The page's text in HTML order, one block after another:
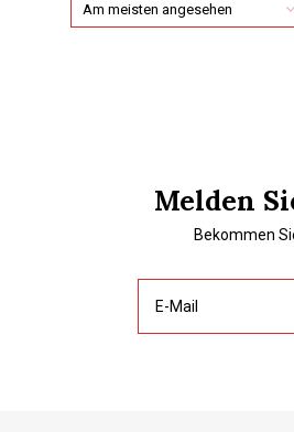
Am meisten angesehen
Melden
Bekommen